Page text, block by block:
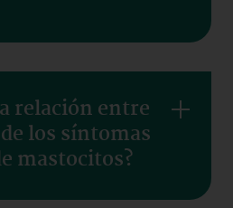
relación entre
los síntomas
mastocitos?